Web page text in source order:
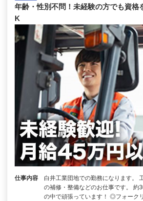
年齢・性別不問！未経験の方でも資格
K
仕事内容
白井工業団地での勤務になります。
の補修・整備などのお仕事です。 約
の中で頑張っています！ ◎フォーク